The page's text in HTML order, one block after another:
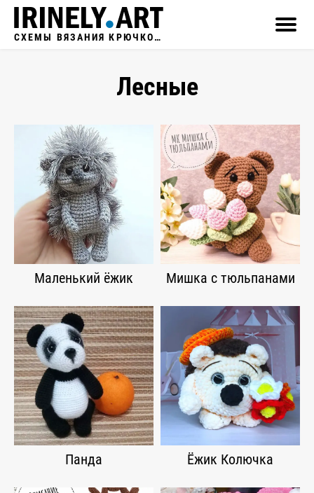
СХЕМЫ ВЯЗАНИЯ КРЮЧКОМ
Лесные
Маленький ёжик Мишка с тюльпанами
Панда Ёжик Колючка